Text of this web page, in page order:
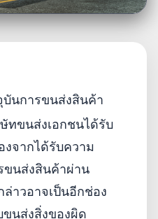
บันการขนส่งสินค้า
ขนส่งเอกชนได้รับ
งจากได้รับความ
ขนส่งสินค้าผ่าน
าวอาจเป็นอีกช่อง
นส่งสิ่งของผิด